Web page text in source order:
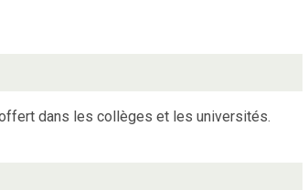
dans les collèges et les universités.